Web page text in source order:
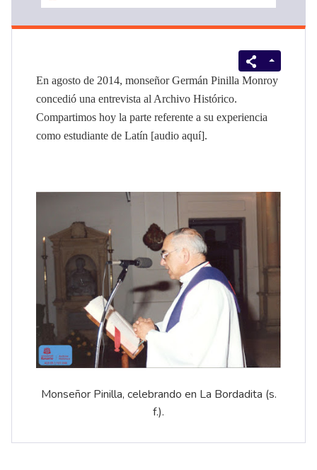
En agosto de 2014, monseñor Germán Pinilla Monroy
concedió una entrevista al Archivo Histórico.
Compartimos hoy la parte referente a su experiencia
como estudiante de Latín [audio aquí].
Monseñor Pinilla, celebrando en La Bordadita (s.
f.).